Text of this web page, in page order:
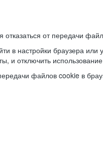
от передачи
в настройки браузера или
и отключить
файлов cookie в